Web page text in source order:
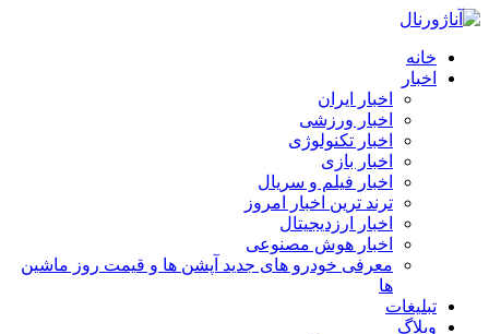
خانه
اخبار
اخبار ایران
اخبار ورزشی
اخبار تکنولوژی
اخبار بازی
اخبار فیلم و سریال
ترند ترین اخبار امروز
اخبار ارزدیجیتال
اخبار هوش مصنوعی
معرفی خودرو های جدید آپشن‌ ها و قیمت روز ماشین‌
ها
تبلیغات
وبلاگ